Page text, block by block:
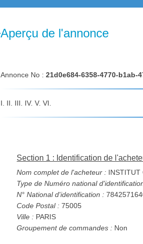
Aperçu de l'annonce
Annonce No : 21d0e684-6358-4770-b1ab-
I. II. III. IV. V. VI.
Section 1 : Identification de
Nom complet de l'acheteur : INSTITUT
Type de Numéro national
N° National d'identification :
Code Postal : 75005
Ville : PARIS
Groupement de commandes : Non